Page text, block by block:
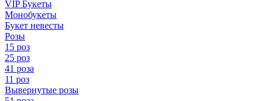
VIP Букеты
Монобукеты
Букет невесты
Розы
15 роз
25 роз
41 роза
11 роз
Вывернутые розы